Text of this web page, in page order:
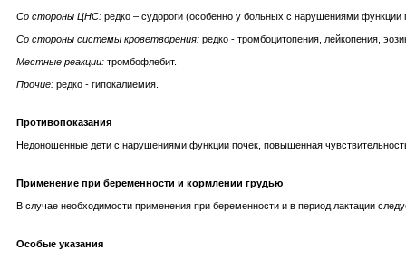
Со стороны ЦНС: редко – судороги (особенно у больных с нарушениями
Со стороны системы кроветворения: редко - тромбоцитопения, лейкопения,
Местные реакции: тромбофлебит.
Прочие: редко - гипокалиемия.
Противопоказания
Недоношенные дети с нарушениями функции почек, повышенная
Применение при беременности и кормлении грудью
В случае необходимости применения при беременности и в период лактации
Особые указания